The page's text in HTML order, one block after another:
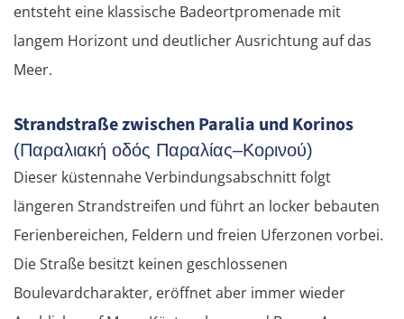
entsteht eine klassische Badeortpromenade mit
langem Horizont und deutlicher Ausrichtung auf das
Meer.
Strandstraße zwischen Paralia und Korinos
(Παραλιακή οδός Παραλίας–Κορινού)
Dieser küstennahe Verbindungsabschnitt folgt
längeren Strandstreifen und führt an locker bebauten
Ferienbereichen, Feldern und freien Uferzonen vorbei.
Die Straße besitzt keinen geschlossenen
Boulevardcharakter, eröffnet aber immer wieder